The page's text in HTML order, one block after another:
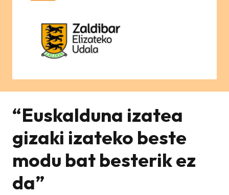
“Euskalduna izatea
gizaki izateko beste
modu bat besterik ez
da”